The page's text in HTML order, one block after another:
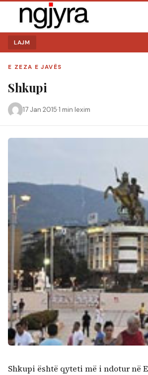
Kërko:
LAJM
E ZEZA E JAVËS
Shkupi
17 Jan 2015·1 min lexim
Shkupi është qyteti më i ndotur në